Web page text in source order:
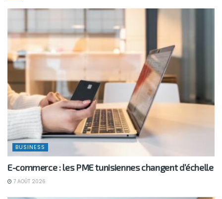
BUSINESS
E-commerce : les PME tunisiennes changent d’échelle
7 AOÛT 2026